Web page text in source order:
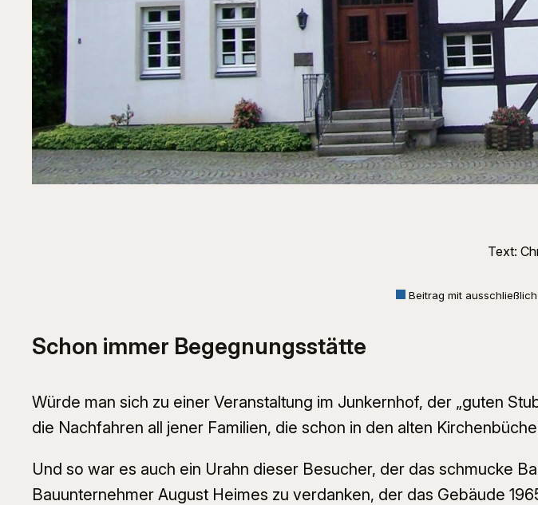
Text:
Beitrag mit
Schon immer Begegnungsstätte
Würde man sich zu einer Veranstaltung im Junkernhof, der „guten
die Nachfahren all jener Familien, die schon in den alten
Und so war es auch ein Urahn dieser Besucher, der das schmucke
Bauunternehmer August Heimes zu verdanken, der das Gebäude